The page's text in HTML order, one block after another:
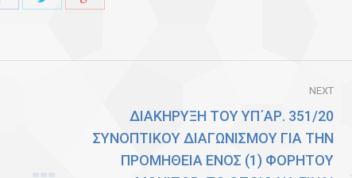
NEXT
ΔΙΑΚΗΡΥΞΗ ΤΟΥ ΥΠ΄ΑΡ. 351/20
ΣΥΝΟΠΤΙΚΟΥ ΔΙΑΓΩΝΙΣΜΟΥ ΓΙΑ ΤΗΝ
ΠΡΟΜΗΘΕΙΑ ΕΝΟΣ (1) ΦΟΡΗΤΟΥ